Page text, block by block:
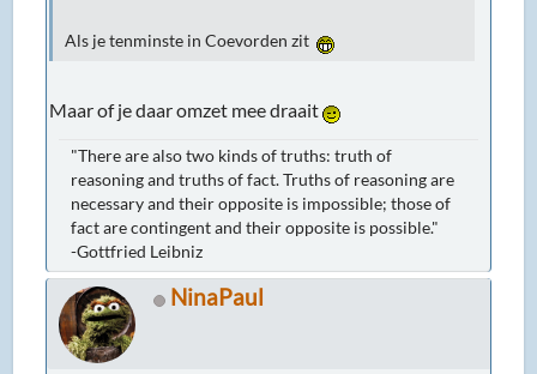
Als je tenminste in Coevorden zit
Maar of je daar omzet mee draait
"There are also two kinds of truths: truth of
reasoning and truths of fact. Truths of reasoning are
necessary and their opposite is impossible; those of
fact are contingent and their opposite is possible."
-Gottfried Leibniz
NinaPaul